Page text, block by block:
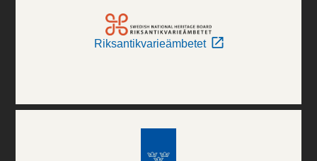
Riksantikvarieämbetet